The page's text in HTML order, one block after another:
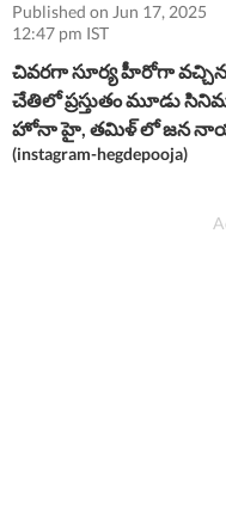
Published on Jun 17, 2025
12:47 pm IST
చివరగా సూర్య హీరోగా
చేతిలో ప్రస్తుతం మూడు
హోనా హై, తమిళ్ లో జన
(instagram-hegdepooja)